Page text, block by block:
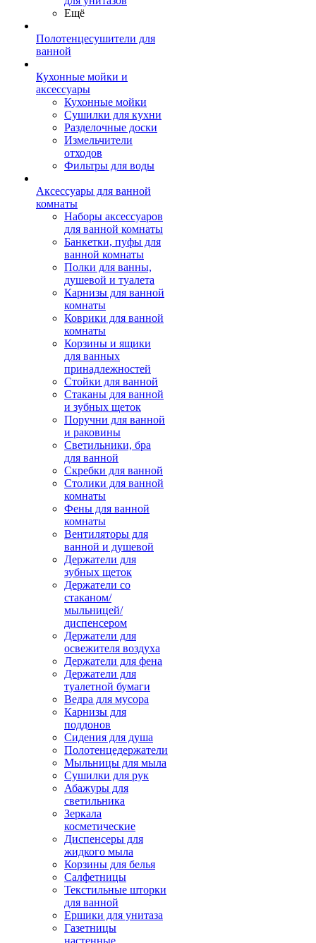
Ещё
Полотенцесушители для
ванной
Кухонные мойки и
аксессуары
Кухонные мойки
Сушилки для кухни
Разделочные доски
Измельчители
отходов
Фильтры для воды
Аксессуары для ванной
комнаты
Наборы аксессуаров
для ванной комнаты
Банкетки, пуфы для
ванной комнаты
Полки для ванны,
душевой и туалета
Карнизы для ванной
комнаты
Коврики для ванной
комнаты
Корзины и ящики
для ванных
принадлежностей
Стойки для ванной
Стаканы для ванной
и зубных щеток
Поручни для ванной
и раковины
Светильники, бра
для ванной
Скребки для ванной
Столики для ванной
комнаты
Фены для ванной
комнаты
Вентиляторы для
ванной и душевой
Держатели для
зубных щеток
Держатели со
стаканом/
мыльницей/
диспенсером
Держатели для
освежителя воздуха
Держатели для фена
Держатели для
туалетной бумаги
Ведра для мусора
Карнизы для
поддонов
Сидения для душа
Полотенцедержатели
Мыльницы для мыла
Сушилки для рук
Абажуры для
светильника
Зеркала
косметические
Диспенсеры для
жидкого мыла
Корзины для белья
Салфетницы
Текстильные шторки
для ванной
Ершики для унитаза
Газетницы
настенные